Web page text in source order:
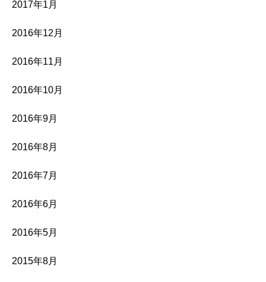
2017年1月
2016年12月
2016年11月
2016年10月
2016年9月
2016年8月
2016年7月
2016年6月
2016年5月
2015年8月